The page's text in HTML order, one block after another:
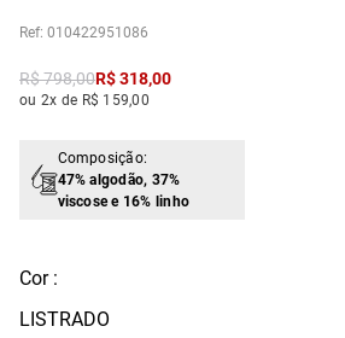
: 010422951086
R$798,00R$318,00
ou 2x de R$ 159,00
Composição:
47% algodão, 37%
viscose e 16% linho
Cor :
LISTRADO
º macacão
jeans
º camisa